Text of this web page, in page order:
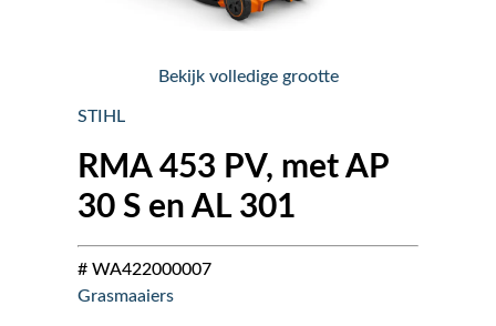
Vacatures
Tuin & Park Contact
Bekijk volledige grootte
STIHL
RMA 453 PV, met AP
30 S en AL 301
# WA422000007
Grasmaaiers